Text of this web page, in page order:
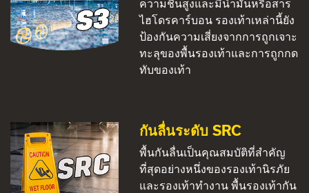
ความชื้นสูงและมีน้ำมันหรือสาร
ไฮโดรคาร์บอน รองเท้าเหล่านี้ยัง
ป้องกันความเสี่ยงจากการถูกเจาะ
ทะลุของพื้นรองเท้าและการถูกกด
ทับของเท้า
กันลื่นระดับ SRC
พื้นกันลื่นเป็นคุณสมบัติที่สำคัญ
ที่สุดอย่างหนึ่งของรองเท้านิรภัย
และรองเท้าทำงาน พื้นรองเท้ากัน